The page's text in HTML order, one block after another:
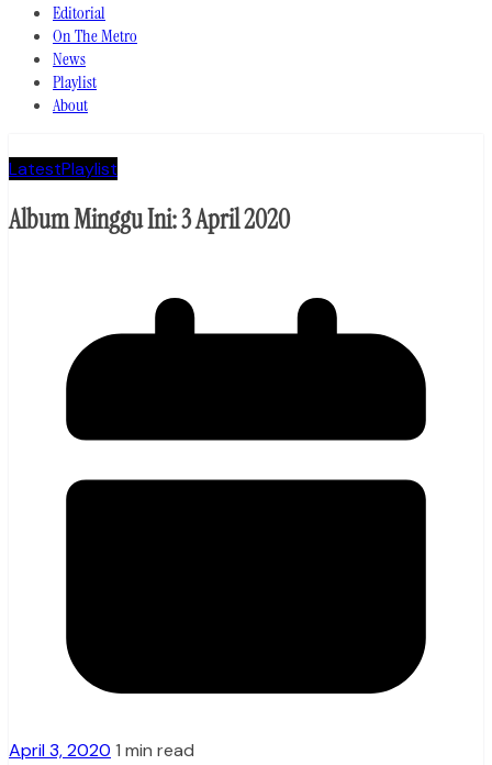
Editorial
On The Metro
News
Playlist
About
LatestPlaylist
Album Minggu Ini: 3 April 2020
April 3, 2020 1 min read